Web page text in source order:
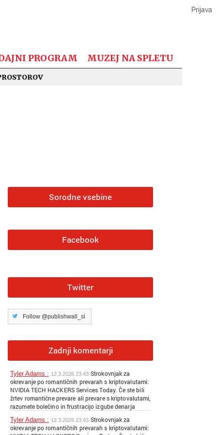
PROGRAM MUZEJ NA SPLETU
Prijava
Sorodne vsebine
Facebook
Twitter
Follow @publishwall_si
Zadnji komentarji
Tyler Adams : 12.3.2026 23:43 Strokovnjak za
okrevanje po romantičnih prevarah s kriptovalutami:
NVIDIA TECH HACKERS Services Today. Če ste bili
žrtev romantične prevare ali prevare s kriptovalutami,
razumete bolečino in frustracijo izgube denarja
HACKERS so specialisti, ki so si prislužili sloves
pomoči posameznikom pri povrnitvi sredstev,
Tyler Adams : 12.3.2026 23:43 Strokovnjak za
okrevanje po romantičnih prevarah s kriptovalutami: